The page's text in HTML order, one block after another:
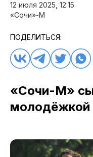
12 июля 2025, 12:15
«Сочи»-М
ПОДЕЛИТЬСЯ:
«Сочи-М»